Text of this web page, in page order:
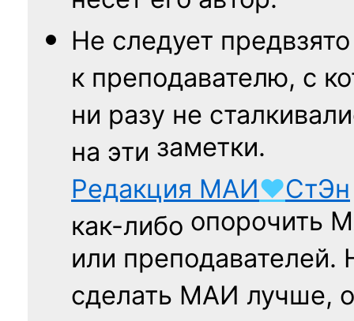
Не следует
к преподавателю, с
ни разу не
на эти заметки.
Редакция МАИ♥СтЭн
как-либо опорочить
или
сделать МАИ лучше,